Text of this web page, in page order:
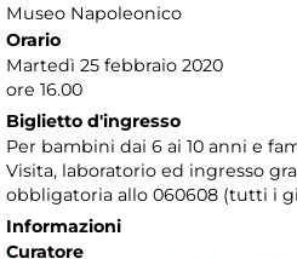
Museo Napoleonico
Orario
Martedì 25 febbraio 2020
ore 16.00
Biglietto d'ingresso
Per bambini dai 6 ai 10 anni e
Visita, laboratorio ed ingresso
obbligatoria allo 060608 (tutti i
Informazioni
Curatore